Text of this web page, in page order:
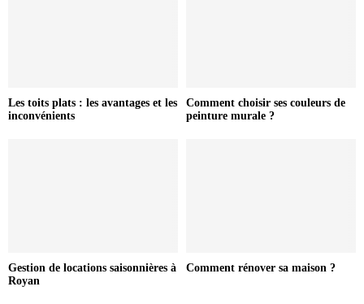
Les toits plats : les avantages et les
inconvénients
Comment choisir ses couleurs de
peinture murale ?
Gestion de locations saisonnières à
Royan
Comment rénover sa maison ?